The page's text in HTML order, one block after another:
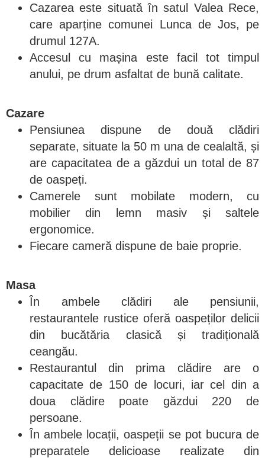
Cazarea este situată în satul Valea Rece,
care aparține comunei Lunca de Jos, pe
drumul 127A.
Accesul cu mașina este facil tot timpul
anului, pe drum asfaltat de bună calitate.
Cazare
Pensiunea dispune de două clădiri
separate, situate la 50 m una de cealaltă, și
are capacitatea de a găzdui un total de 87
de oaspeți.
Camerele sunt mobilate modern, cu
mobilier din lemn masiv și saltele
ergonomice.
Fiecare cameră dispune de baie proprie.
Masa
În ambele clădiri ale pensiunii,
restaurantele rustice oferă oaspeților delicii
din bucătăria clasică și tradițională
ceangău.
Restaurantul din prima clădire are o
capacitate de 150 de locuri, iar cel din a
doua clădire poate găzdui 220 de
persoane.
În ambele locații, oaspeții se pot bucura de
preparatele delicioase realizate din